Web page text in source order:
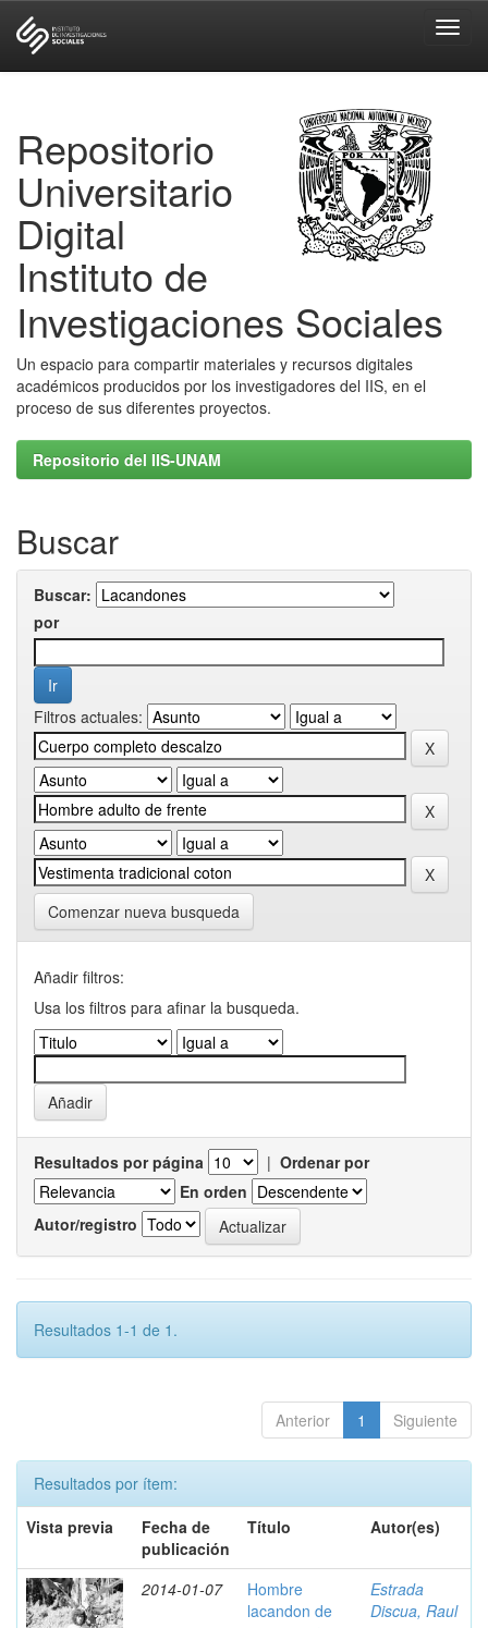
Repositorio
Universitario
Digital
Instituto de
Investigaciones Sociales
Un espacio para compartir materiales y recursos digitales
académicos producidos por los investigadores del IIS, en el
proceso de sus diferentes proyectos.
Repositorio del IIS-UNAM
Buscar
Buscar:
por
Filtros actuales:
Comenzar nueva busqueda
Añadir filtros:
Usa los filtros para afinar la busqueda.
Resultados por página | Ordenar por
En orden
Autor/registro
Resultados 1-1 de 1.
Anterior 1 Siguiente
Resultados por ítem:
Vista previa
Fecha de
publicación
Título Autor(es)
2014-01-07
Hombre
lacandon de
Estrada
Discua, Raul